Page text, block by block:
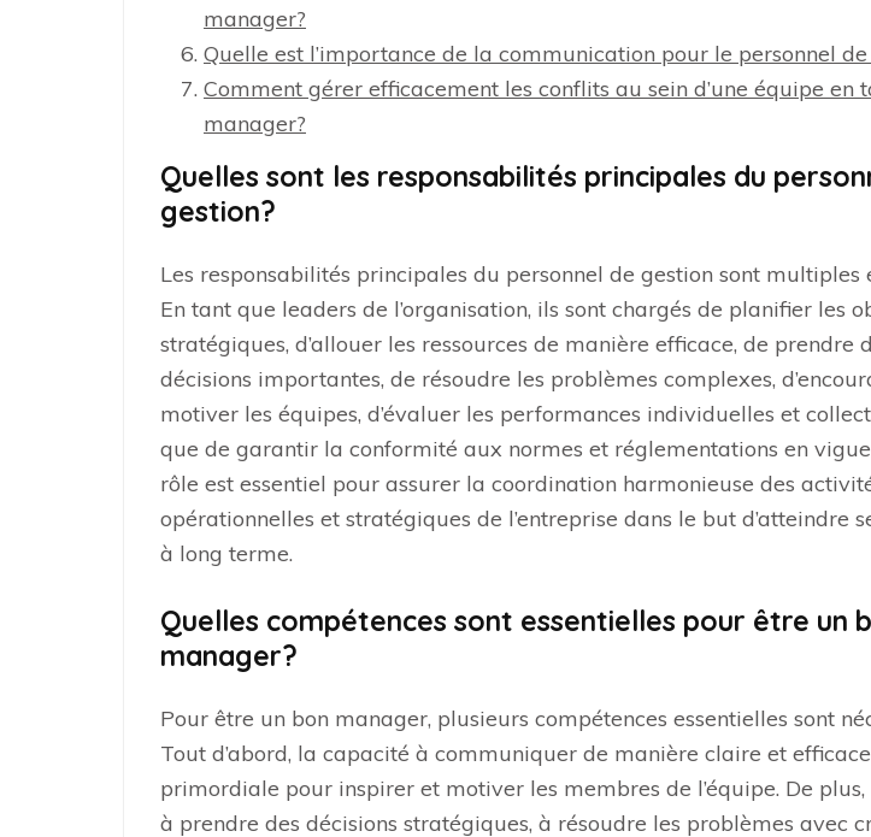
manager?
Quelle est l’importance de la communication pour le personnel de
Comment gérer efficacement les conflits au sein d’une équipe en
manager?
Quelles sont les responsabilités principales du
gestion?
Les responsabilités principales du personnel de gestion sont multiples
En tant que leaders de l’organisation, ils sont chargés de planifier les
stratégiques, d’allouer les ressources de manière efficace, de prendre
décisions importantes, de résoudre les problèmes complexes,
motiver les équipes, d’évaluer les performances individuelles et
que de garantir la conformité aux normes et réglementations en
rôle est essentiel pour assurer la coordination harmonieuse des
opérationnelles et stratégiques de l’entreprise dans le but d’atteindre
à long terme.
Quelles compétences sont essentielles pour être un
manager?
Pour être un bon manager, plusieurs compétences essentielles sont
Tout d’abord, la capacité à communiquer de manière claire et
primordiale pour inspirer et motiver les membres de l’équipe. De
à prendre des décisions stratégiques, à résoudre les problèmes avec